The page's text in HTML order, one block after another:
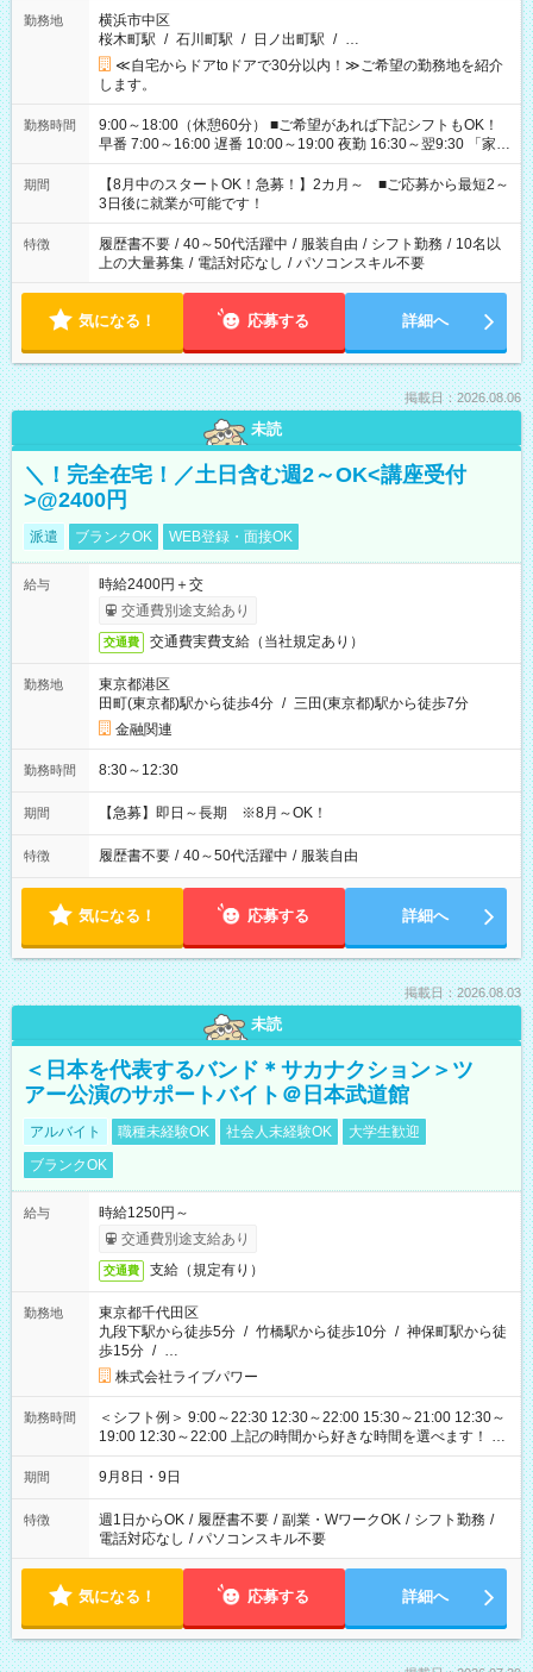
勤務地
横浜市中区
桜木町駅 / 石川町駅 / 日ノ出町駅 / …
≪自宅からドアtoドアで30分以内！≫ご希望の勤務地を紹介
します。
勤務時間
9:00～18:00（休憩60分） ■ご希望があれば下記シフトもOK！
早番 7:00～16:00 遅番 10:00～19:00 夜勤 16:30～翌9:30 「家族
と休みを合わせたい」 「余裕を持って夕飯の準備がしたい」
「できれば残業はしたくない」 など、ご希望を教えてください
ね。 ※Wワーク希望の方へ 今ご覧のお仕事で希望する勤務時間
と、もう1つのお仕事の勤務時間。 合計で週40時間を超える場
合は応募できません。
期間
【8月中のスタートOK！急募！】2カ月～ ■ご応募から最短2～
3日後に就業が可能です！
特徴 履歴書不要 / 40～50代活躍中 / 服装自由 / シフト勤務 / 10名以
上の大量募集 / 電話対応なし / パソコンスキル不要
気になる！ 応募する 詳細へ
掲載日：2026.08.06
未読
＼！完全在宅！／土日含む週2～OK<講座受付
>@2400円
派遣 ブランクOK WEB登録・面接OK
給与
時給2400円＋交
交通費別途支給あり
交通費 交通費実費支給（当社規定あり）
勤務地
東京都港区
田町(東京都)駅から徒歩4分 / 三田(東京都)駅から徒歩7分
金融関連
勤務時間 8:30～12:30
期間 【急募】即日～長期 ※8月～OK！
特徴 履歴書不要 / 40～50代活躍中 / 服装自由
気になる！ 応募する 詳細へ
掲載日：2026.08.03
未読
＜日本を代表するバンド＊サカナクション＞ツ
アー公演のサポートバイト＠日本武道館
アルバイト 職種未経験OK 社会人未経験OK
大学生歓迎
ブランクOK
給与
時給1250円～
交通費別途支給あり
交通費 支給（規定有り）
勤務地
東京都千代田区
九段下駅から徒歩5分 / 竹橋駅から徒歩10分 / 神保町駅から徒
歩15分 / …
株式会社ライブパワー
勤務時間
＜シフト例＞ 9:00～22:30 12:30～22:00 15:30～21:00 12:30～
19:00 12:30～22:00 上記の時間から好きな時間を選べます！ ※
時間は変更となる可能性があります
期間 9月8日・9日
特徴 週1日からOK / 履歴書不要 / 副業・WワークOK / シフト勤務 /
電話対応なし / パソコンスキル不要
気になる！ 応募する 詳細へ